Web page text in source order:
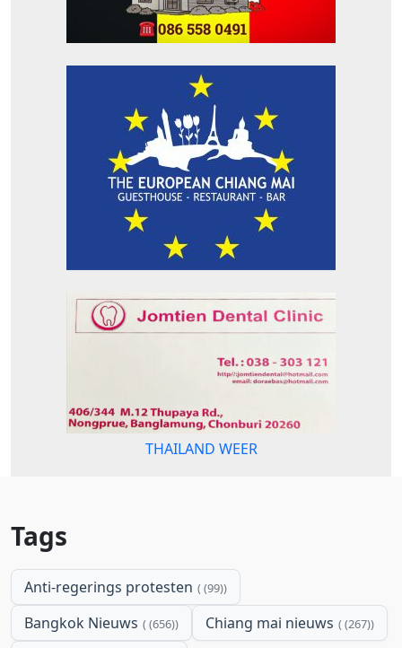
THAILAND WEER
Tags
Anti-regerings protesten (99)
Bangkok Nieuws (656) Chiang mai nieuws (267)